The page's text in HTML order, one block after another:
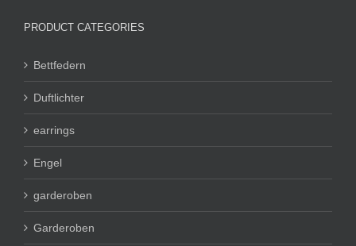
PRODUCT CATEGORIES
Bettfedern
Duftlichter
earrings
Engel
garderoben
Garderoben